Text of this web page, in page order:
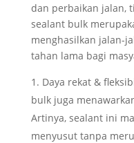
dan perbaikan jalan,
sealant bulk
menghasilkan jalan-
tahan lama bagi
Daya rekat &
bulk juga
Artinya, sealant ini
menyusut tanpa